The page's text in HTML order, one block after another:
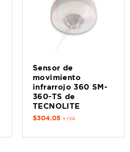
Sensor de
movimiento
infrarrojo 360 SM-
360-TS de
TECNOLITE
$304.05 + IVA